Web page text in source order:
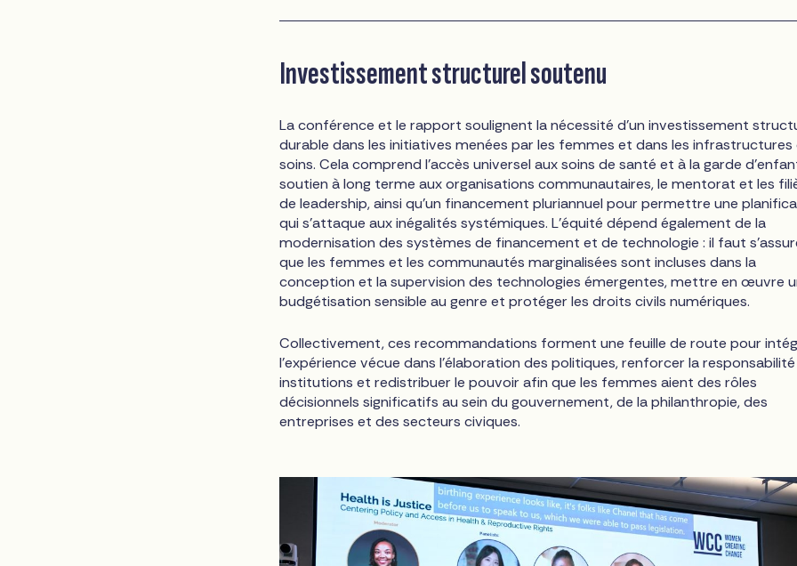
Investissement structurel soutenu
La conférence et le rapport soulignent la nécessité d'un investissement
durable dans les initiatives menées par les femmes et dans les infrastructures
soins. Cela comprend l'accès universel aux soins de santé et à la garde
soutien à long terme aux organisations communautaires, le mentorat et les
de leadership, ainsi qu'un financement pluriannuel pour permettre une
qui s'attaque aux inégalités systémiques. L'équité dépend également de la
modernisation des systèmes de financement et de technologie : il faut
que les femmes et les communautés marginalisées sont incluses dans la
conception et la supervision des technologies émergentes, mettre en œuvre
budgétisation sensible au genre et protéger les droits civils numériques.
Collectivement, ces recommandations forment une feuille de route pour
l'expérience vécue dans l'élaboration des politiques, renforcer la
institutions et redistribuer le pouvoir afin que les femmes aient des rôles
décisionnels significatifs au sein du gouvernement, de la philanthropie, des
entreprises et des secteurs civiques.